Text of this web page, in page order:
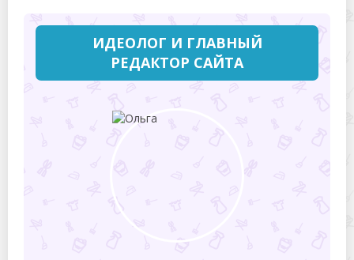
ИДЕОЛОГ И ГЛАВНЫЙ
РЕДАКТОР САЙТА